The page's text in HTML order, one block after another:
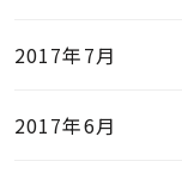
2017年7月
2017年6月